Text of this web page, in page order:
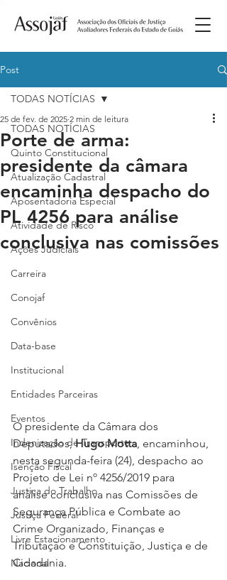
Post
TODAS NOTÍCIAS
Quinto Constitucional
Atualização Cadastral
Aposentadoria Especial
Atividade de Risco
Ações Judiciais
Carreira
Conojaf
Convênios
Data-base
Institucional
Entidades Parceiras
Eventos
Indenização de Transporte
Isenção Fiscal
Justiça do Trabalho
Justiça Federal
Livre Estacionamento
Nacional
TODAS NOTÍCIAS
Porte de arma:
presidente da câmara
encaminha despacho do
PL 4256 para análise
conclusiva nas comissões
25 de fev. de 2025 2 min de leitura
O presidente da Câmara dos
Deputados, Hugo Motta, encaminhou,
nesta segunda-feira (24), despacho ao
Projeto de Lei nº 4256/2019 para
análise conclusiva nas Comissões de
Segurança Pública e Combate ao
Crime Organizado, Finanças e
Tributação e Constituição, Justiça e de
Cidadania.